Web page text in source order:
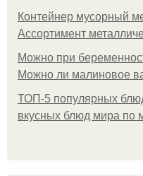
Контейнер мусорный
Ассортимент
Можно при
Можно ли малиновое
ТОП-5 популярных
вкусных блюд мира по